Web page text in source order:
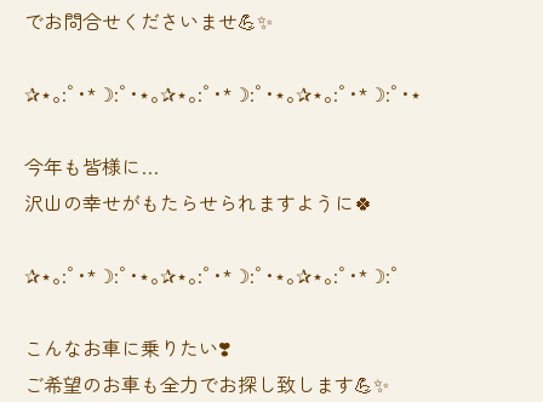
でお問合せくださいませ💪✨
✰⋆｡:ﾟ･*☽:ﾟ･⋆｡✰⋆｡:ﾟ･*☽:ﾟ･⋆｡✰⋆｡:ﾟ･*☽:ﾟ･⋆
今年も皆様に…
沢山の幸せがもたらせられますように🍀
✰⋆｡:ﾟ･*☽:ﾟ･⋆｡✰⋆｡:ﾟ･*☽:ﾟ･⋆｡✰⋆｡:ﾟ･*☽:ﾟ
⁡⁡⁡こんなお車に乗りたい❣️
ご希望のお車も全力でお探し致します💪✨